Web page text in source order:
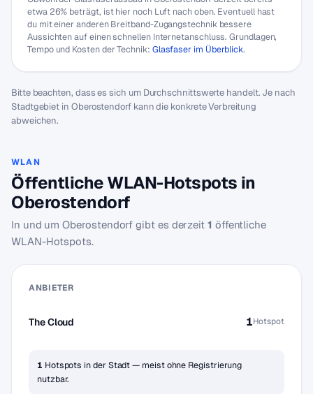
etwa 26% beträgt, ist hier noch Luft nach oben. Eventuell hast
du mit einer anderen Breitband-Zugangstechnik bessere
Aussichten auf einen schnellen Internetanschluss. Grundlagen,
Tempo und Kosten der Technik: Glasfaser im Überblick.
Bitte beachten, dass es sich um Durchschnittswerte handelt. Je nach
Stadtgebiet in Oberostendorf kann die konkrete Verbreitung
abweichen.
WLAN
Öffentliche WLAN-Hotspots in
Oberostendorf
In und um Oberostendorf gibt es derzeit 1 öffentliche
WLAN-Hotspots.
ANBIETER
The Cloud 1Hotspot
1 Hotspots in der Stadt — meist ohne Registrierung
nutzbar.